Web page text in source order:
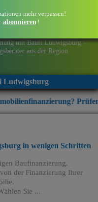
mit Baufi Ludwigsburg –
aus der Region
Ludwigsburg
Prüfen Sie jetzt die
mehr verpassen!
abonnieren !
in wenigen Schritten
Baufinanzierung.
der Finanzierung Ihrer
Sie ...